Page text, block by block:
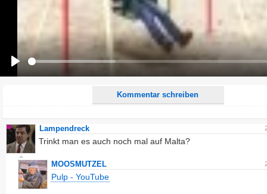
Kommentar schreiben
Alle HTML-Tags außer <br>, <strike> und <i> werden aus Deinem Kommentar entfernt.
URLs werden automatisch umgewandelt. Bitte verwende "www." oder "http://" in URLs
Ich möchte eine E-Mail, wenn zu meinem Kommentar Antworten erscheinen.
Ich möchte eine E-Mail, wenn auf dieser Seite weitere Kommentare erscheinen.
Lampendreck
Trinkt man es auch noch mal auf Malta?
MOOSMUTZEL
Pulp - YouTube